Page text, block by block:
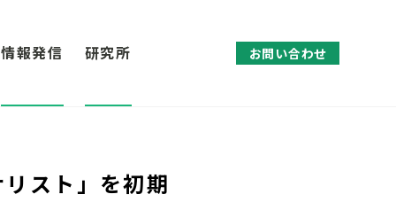
情報発信 研究所 お問い合わせ
スト」を初期